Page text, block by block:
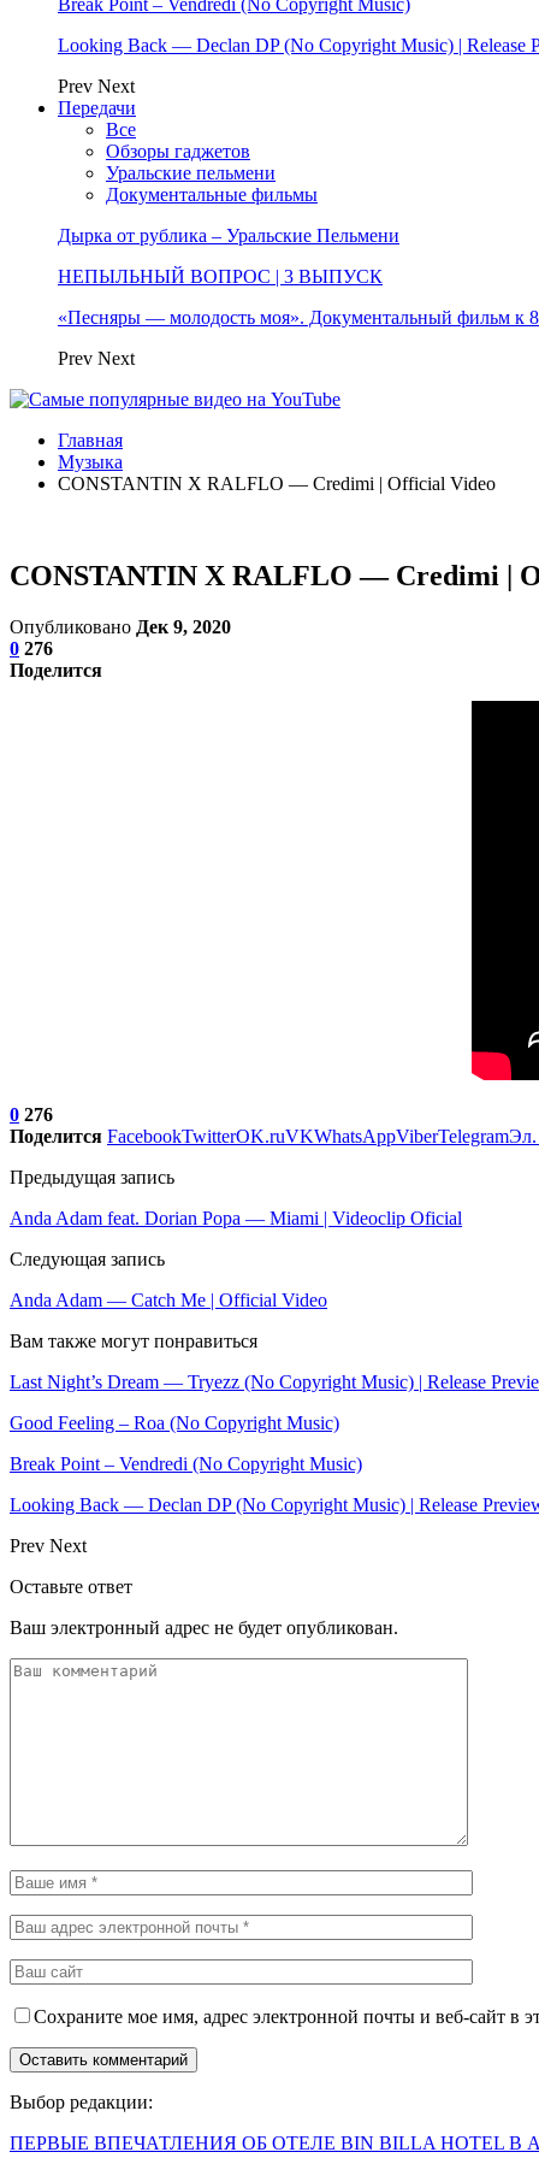
Break Point – Vendredi (No Copyright Music)
Looking Back — Declan DP (No Copyright Music) | Release
Prev Next
Передачи
Все
Обзоры гаджетов
Уральские пельмени
Документальные фильмы
Дырка от рублика – Уральские Пельмени
НЕПЫЛЬНЫЙ ВОПРОС | 3 ВЫПУСК
«Песняры — молодость моя». Документальный фильм к
Prev Next
Главная
Музыка
CONSTANTIN X RALFLO — Credimi | Official Video
CONSTANTIN X RALFLO — Credimi |
Опубликовано Дек 9, 2020
0 276
Поделится
0 276
Поделится FacebookTwitterOK.ruVKWhatsAppViberTelegramЭл.
Предыдущая запись
Anda Adam feat. Dorian Popa — Miami | Videoclip Oficial
Следующая запись
Anda Adam — Catch Me | Official Video
Вам также могут понравиться
Last Night’s Dream — Tryezz (No Copyright Music) | Release
Good Feeling – Roa (No Copyright Music)
Break Point – Vendredi (No Copyright Music)
Looking Back — Declan DP (No Copyright Music) | Release
Prev Next
Оставьте ответ
Ваш электронный адрес не будет опубликован.
Сохраните мое имя, адрес электронной почты и веб-сайт в
Выбор редакции:
ПЕРВЫЕ ВПЕЧАТЛЕНИЯ ОБ ОТЕЛЕ BIN BILLA HOTEL В